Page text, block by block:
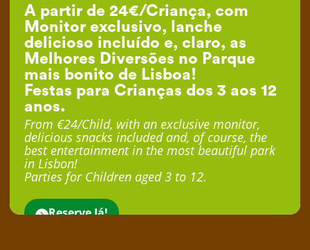
A partir de 24€/Criança, com
Monitor exclusivo, lanche
delicioso incluído e, claro, as
Melhores Diversões no Parque
mais bonito de Lisboa!
Festas para Crianças dos 3 aos 12
anos.
From €24/Child, with an exclusive monitor,
delicious snacks included and, of course, the
best entertainment in the most beautiful park
in Lisbon!
Parties for Children aged 3 to 12.
Reserve Já!